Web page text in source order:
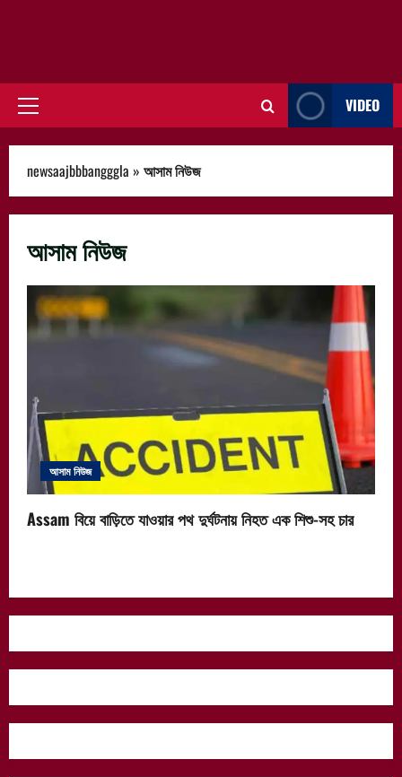
Primary
VIDEO
newsaajbbbangggla » আসাম নিউজ
আসাম নিউজ
আসাম নিউজ
Assam বিয়ে বাড়িতে যাওয়ার পথ দুর্ঘটনায় নিহত এক শিশু-সহ চার